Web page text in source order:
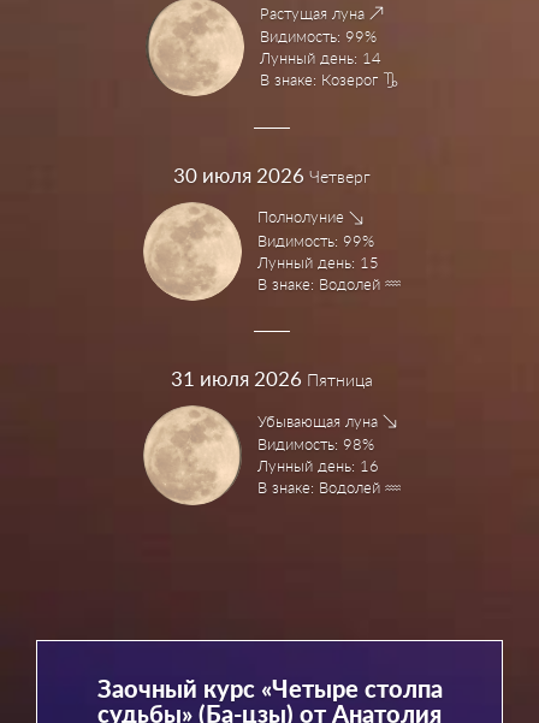
Растущая луна
Видимость: 99%
Лунный день: 14
В знаке: Козерог
30 июля 2026 Четверг
Полнолуние
Видимость: 99%
Лунный день: 15
В знаке: Водолей
31 июля 2026 Пятница
Убывающая луна
Видимость: 98%
Лунный день: 16
В знаке: Водолей
Заочный курс «Четыре столпа
судьбы» (Ба-цзы) от Анатолия